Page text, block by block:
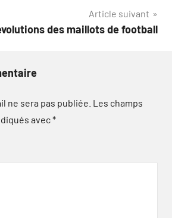
Article suivant
des maillots de football
ne sera pas publiée. Les champs
avec*